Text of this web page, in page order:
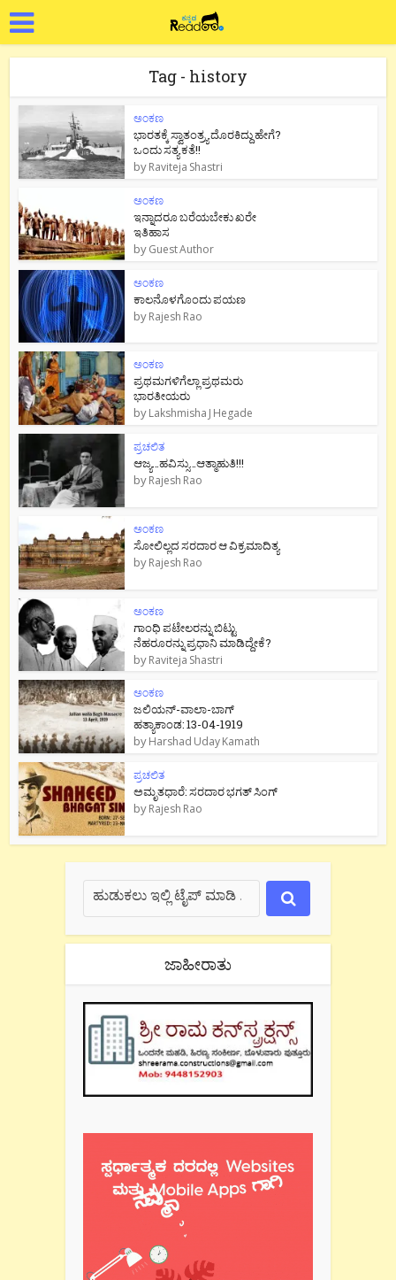
Tag - history
ಅಂಕಣ
ಭಾರತಕ್ಕೆ ಸ್ವಾತಂತ್ರ್ಯ ದೊರಕಿದ್ದು ಹೇಗೆ?
ಒಂದು ಸತ್ಯ ಕತೆ!!
byRaviteja Shastri
ಅಂಕಣ
ಇನ್ನಾದರೂ ಬರೆಯಬೇಕು ಖರೇ
ಇತಿಹಾಸ
byGuest Author
ಅಂಕಣ
ಕಾಲನೊಳಗೊಂದು ಪಯಣ
byRajesh Rao
ಅಂಕಣ
ಪ್ರಥಮಗಳಿಗೆಲ್ಲಾ ಪ್ರಥಮರು
ಭಾರತೀಯರು
byLakshmisha J Hegade
ಪ್ರಚಲಿತ
ಆಜ್ಯ…ಹವಿಸ್ಸು…ಆತ್ಮಾಹುತಿ!!!
byRajesh Rao
ಅಂಕಣ
ಸೋಲಿಲ್ಲದ ಸರದಾರ ಆ ವಿಕ್ರಮಾದಿತ್ಯ
byRajesh Rao
ಅಂಕಣ
ಗಾಂಧಿ ಪಟೇಲರನ್ನು ಬಿಟ್ಟು
ನೆಹರೂರನ್ನು ಪ್ರಧಾನಿ ಮಾಡಿದ್ದೇಕೆ?
byRaviteja Shastri
ಅಂಕಣ
ಜಲಿಯನ್-ವಾಲಾ-ಬಾಗ್
ಹತ್ಯಾಕಾಂಡ: 13-04-1919
byHarshad Uday Kamath
ಪ್ರಚಲಿತ
ಅಮೃತಧಾರೆ: ಸರದಾರ ಭಗತ್ ಸಿಂಗ್
byRajesh Rao
ಜಾಹೀರಾತು